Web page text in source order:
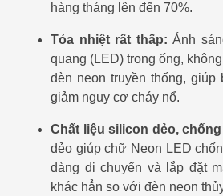
hàng tháng lên đến 70%.
Tỏa nhiệt rất thấp: Ánh
quang (LED) trong ống,
đèn neon truyền thống,
giảm nguy cơ cháy nổ.
Chất liệu silicon dẻo,
dẻo giúp chữ Neon LED
dàng di chuyển và lắp đặt
khác hẳn so với đèn neon